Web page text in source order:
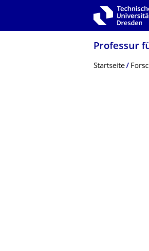
Zur Hauptnavigation springen
Professur
Breadcrumb-
Startseite